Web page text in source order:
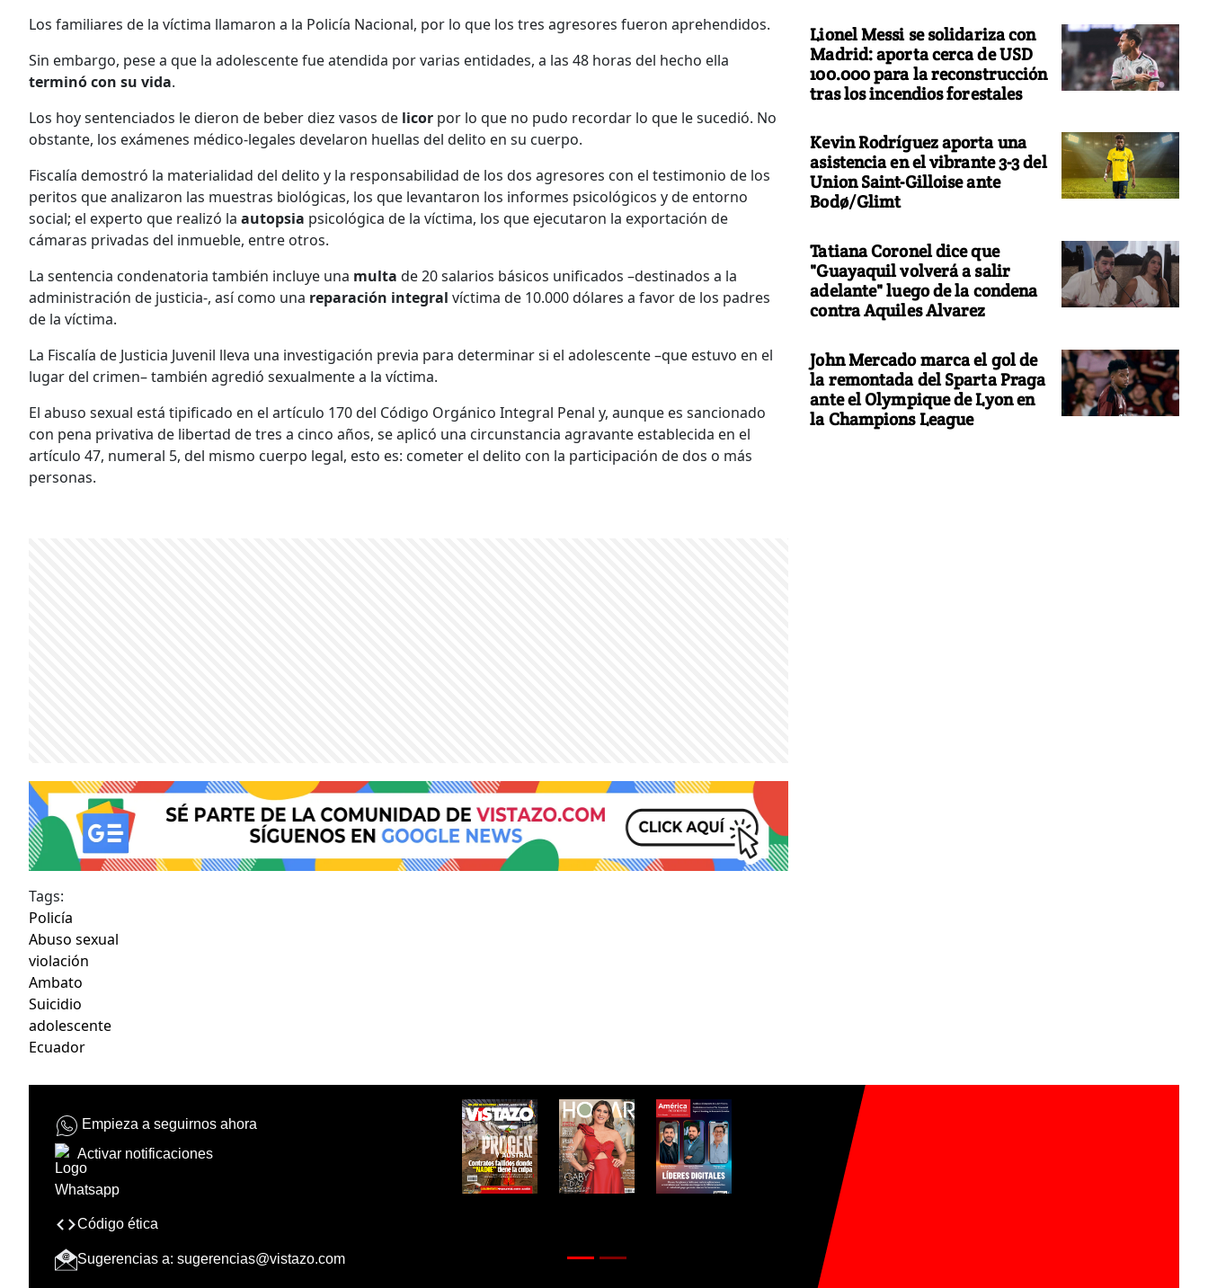
Los familiares de la víctima llamaron a la Policía Nacional, por lo que los tres agresores fueron aprehendidos.
Sin embargo, pese a que la adolescente fue atendida por varias entidades, a las 48 horas del hecho ella
terminó con su vida.
Los hoy sentenciados le dieron de beber diez vasos de licor por lo que no pudo recordar lo que le sucedió. No
obstante, los exámenes médico-legales develaron huellas del delito en su cuerpo.
Fiscalía demostró la materialidad del delito y la responsabilidad de los dos agresores con el testimonio de los
peritos que analizaron las muestras biológicas, los que levantaron los informes psicológicos y de entorno
social; el experto que realizó la autopsia psicológica de la víctima, los que ejecutaron la exportación de
cámaras privadas del inmueble, entre otros.
La sentencia condenatoria también incluye una multa de 20 salarios básicos unificados –destinados a la
administración de justicia-, así como una reparación integral víctima de 10.000 dólares a favor de los padres
de la víctima.
La Fiscalía de Justicia Juvenil lleva una investigación previa para determinar si el adolescente –que estuvo en el
lugar del crimen– también agredió sexualmente a la víctima.
El abuso sexual está tipificado en el artículo 170 del Código Orgánico Integral Penal y, aunque es sancionado
con pena privativa de libertad de tres a cinco años, se aplicó una circunstancia agravante establecida en el
artículo 47, numeral 5, del mismo cuerpo legal, esto es: cometer el delito con la participación de dos o más
personas.
Tags:
Policía
Abuso sexual
violación
Ambato
Suicidio
adolescente
Ecuador
Lionel Messi se solidariza con
Madrid: aporta cerca de USD
100.000 para la reconstrucción
tras los incendios forestales
Kevin Rodríguez aporta una
asistencia en el vibrante 3-3 del
Union Saint-Gilloise ante
Bodø/Glimt
Tatiana Coronel dice que
"Guayaquil volverá a salir
adelante" luego de la condena
contra Aquiles Alvarez
John Mercado marca el gol de
la remontada del Sparta Praga
ante el Olympique de Lyon en
la Champions League
Empieza a seguirnos ahora
Activar notificaciones
Código ética
Sugerencias a: sugerencias@vistazo.com